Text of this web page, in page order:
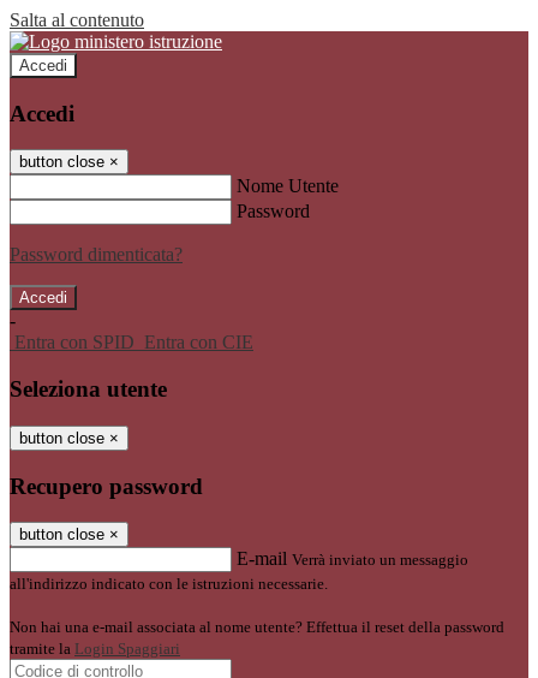
Salta al contenuto
Accedi
Accedi
button close ×
Nome Utente
Password
Password dimenticata?
-
Entra con SPID Entra con CIE
Seleziona utente
button close ×
Recupero password
button close ×
E-mail Verrà inviato un messaggio
all'indirizzo indicato con le istruzioni necessarie.
Non hai una e-mail associata al nome utente? Effettua il reset della password
tramite la Login Spaggiari